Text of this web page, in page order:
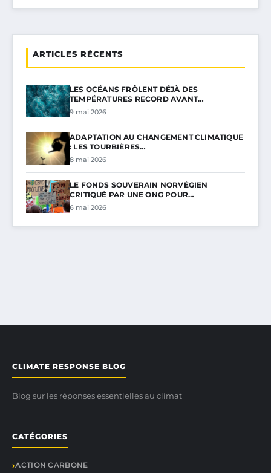
ARTICLES RÉCENTS
LES OCÉANS FRÔLENT DÉJÀ DES
TEMPÉRATURES RECORD AVANT…
9 mai 2026
ADAPTATION AU CHANGEMENT CLIMATIQUE
: LES TOURBIÈRES…
8 mai 2026
LE FONDS SOUVERAIN NORVÉGIEN
CRITIQUÉ PAR UNE ONG POUR…
6 mai 2026
CLIMATE RESPONSE BLOG
Blog sur les réponses essentielles au climat
CATÉGORIES
ACTION CARBONE